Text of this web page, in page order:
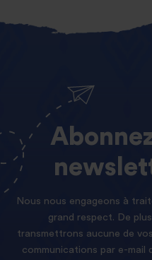
Nous nous engageons à
grand respect. De
transmettrons aucune de
communications par e-mail